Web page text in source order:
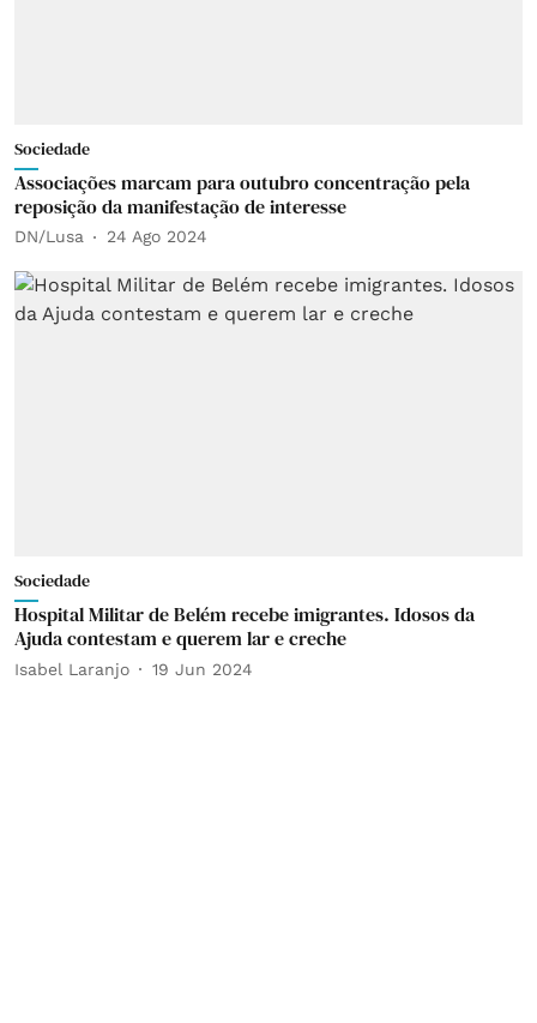
Sociedade
Associações marcam para outubro concentração pela
reposição da manifestação de interesse
DN/Lusa 24 Ago 2024
Sociedade
Hospital Militar de Belém recebe imigrantes. Idosos da
Ajuda contestam e querem lar e creche
Isabel Laranjo 19 Jun 2024